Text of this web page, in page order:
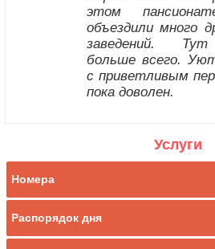
этом
объездили много
заведений. Тут
больше всего.
с приветливым
пока доволен.
Услуги
Номера
Распорядок дня